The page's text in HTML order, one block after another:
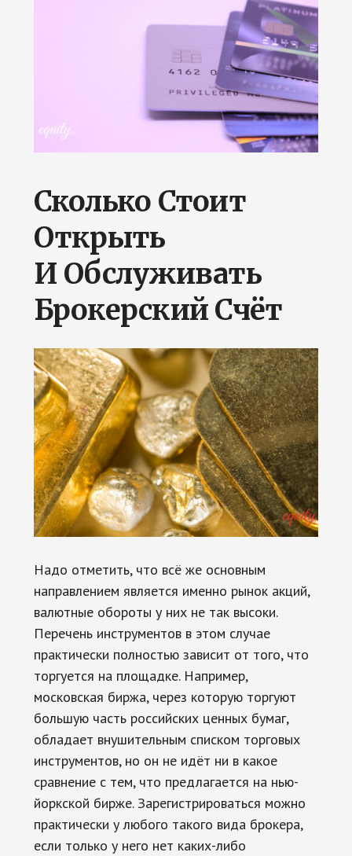
Сколько Стоит
Открыть
И Обслуживать
Брокерский Счёт
Надо отметить, что всё же основным
направлением является именно рынок акций,
валютные обороты у них не так высоки.
Перечень инструментов в этом случае
практически полностью зависит от того, что
торгуется на площадке. Например,
московская биржа, через которую торгуют
большую часть российских ценных бумаг,
обладает внушительным списком торговых
инструментов, но он не идёт ни в какое
сравнение с тем, что предлагается на нью-
йоркской бирже. Зарегистрироваться можно
практически у любого такого вида брокера,
если только у него нет каких-либо